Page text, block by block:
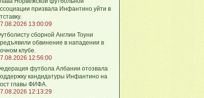
призвала Инфантино уйти в
13:00:09
сборной Англии Тоуни
обвинение в нападении в
клубе.
12:56:00
футбола Албании отозвала
кандидатуры Инфантино на
главы ФИФА.
12:13:29